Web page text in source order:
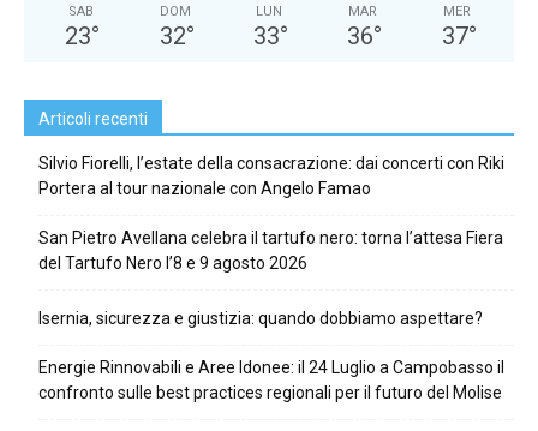
SAB
23°
DOM
32°
LUN
33°
MAR
36°
MER
37°
Articoli recenti
Silvio Fiorelli, l’estate della consacrazione: dai concerti con Riki
Portera al tour nazionale con Angelo Famao
San Pietro Avellana celebra il tartufo nero: torna l’attesa Fiera
del Tartufo Nero l’8 e 9 agosto 2026
Isernia, sicurezza e giustizia: quando dobbiamo aspettare?
Energie Rinnovabili e Aree Idonee: il 24 Luglio a Campobasso il
confronto sulle best practices regionali per il futuro del Molise